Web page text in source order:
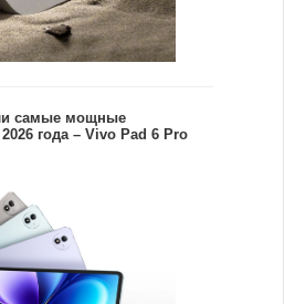
самые мощные
года – Vivo Pad 6 Pro